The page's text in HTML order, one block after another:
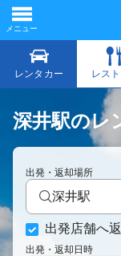
深井駅のレ
出発・返却場所
深井駅
出発店舗へ
出発・返却日時